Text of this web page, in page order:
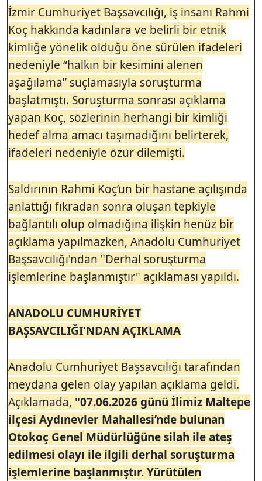
İzmir Cumhuriyet Başsavcılığı, iş insanı Rahmi
Koç hakkında kadınlara ve belirli bir etnik
kimliğe yönelik olduğu öne sürülen ifadeleri
nedeniyle “halkın bir kesimini alenen
aşağılama” suçlamasıyla soruşturma
başlatmıştı. Soruşturma sonrası açıklama
yapan Koç, sözlerinin herhangi bir kimliği
hedef alma amacı taşımadığını belirterek,
ifadeleri nedeniyle özür dilemişti.
Saldırının Rahmi Koç’un bir hastane açılışında
anlattığı fıkradan sonra oluşan tepkiyle
bağlantılı olup olmadığına ilişkin henüz bir
açıklama yapılmazken, Anadolu Cumhuriyet
Başsavcılığı'ndan "Derhal soruşturma
işlemlerine başlanmıştır" açıklaması yapıldı.
ANADOLU CUMHURİYET
BAŞSAVCILIĞI'NDAN AÇIKLAMA
Anadolu Cumhuriyet Başsavcılığı tarafından
meydana gelen olay yapılan açıklama geldi.
Açıklamada, "07.06.2026 günü İlimiz Maltepe
ilçesi Aydınevler Mahallesi’nde bulunan
Otokoç Genel Müdürlüğüne silah ile ateş
edilmesi olayı ile ilgili derhal soruşturma
işlemlerine başlanmıştır. Yürütülen